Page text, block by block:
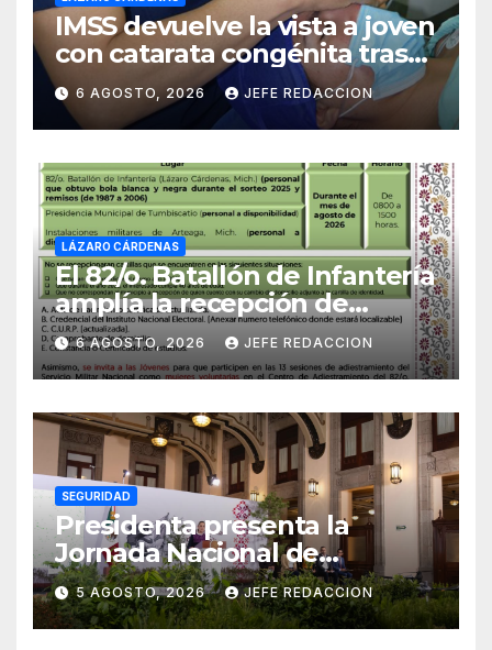
IMSS devuelve la vista a joven
con catarata congénita tras
23 años de limitación visual
6 AGOSTO, 2026 JEFE REDACCION
LÁZARO CÁRDENAS
El 82/o. Batallón de Infantería
amplía la recepción de
documentos para obtener La
Catilla del Servicio Militar
Nacional
6 AGOSTO, 2026 JEFE REDACCION
SEGURIDAD
Presidenta presenta la
Jornada Nacional de
Reforestación 2026; se
realizará el 9 de agosto y se
plantarán 6.6 millones de
5 AGOSTO, 2026 JEFE REDACCION